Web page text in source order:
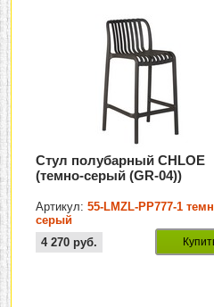
Стул полубарный CHLOE
(темно-серый (GR-04))
Артикул:55-LMZL-PP777-1
серый
4 270 руб.